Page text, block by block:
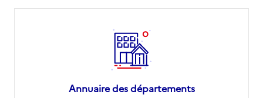
Annuaire des départements